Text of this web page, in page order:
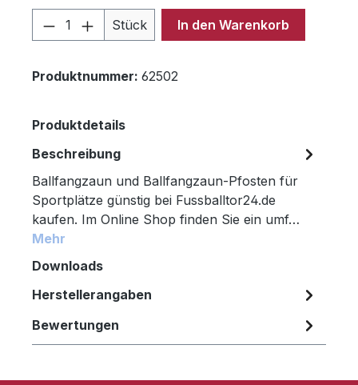
Produkt Anzahl: Gib den
Stück In den Warenkorb
Produktnummer: 62502
Produktdetails
Beschreibung
Ballfangzaun und Ballfangzaun-Pfosten für
Sportplätze günstig bei Fussballtor24.de
kaufen. Im Online Shop finden Sie ein umf…
Mehr
Downloads
Herstellerangaben
Bewertungen